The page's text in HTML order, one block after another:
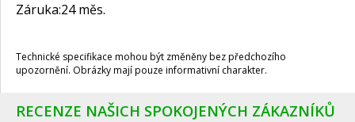
Záruka:24 měs.
Technické specifikace mohou být změněny bez předchozího
upozornění. Obrázky mají pouze informativní charakter.
RECENZE NAŠICH SPOKOJENÝCH ZÁKAZNÍKŮ